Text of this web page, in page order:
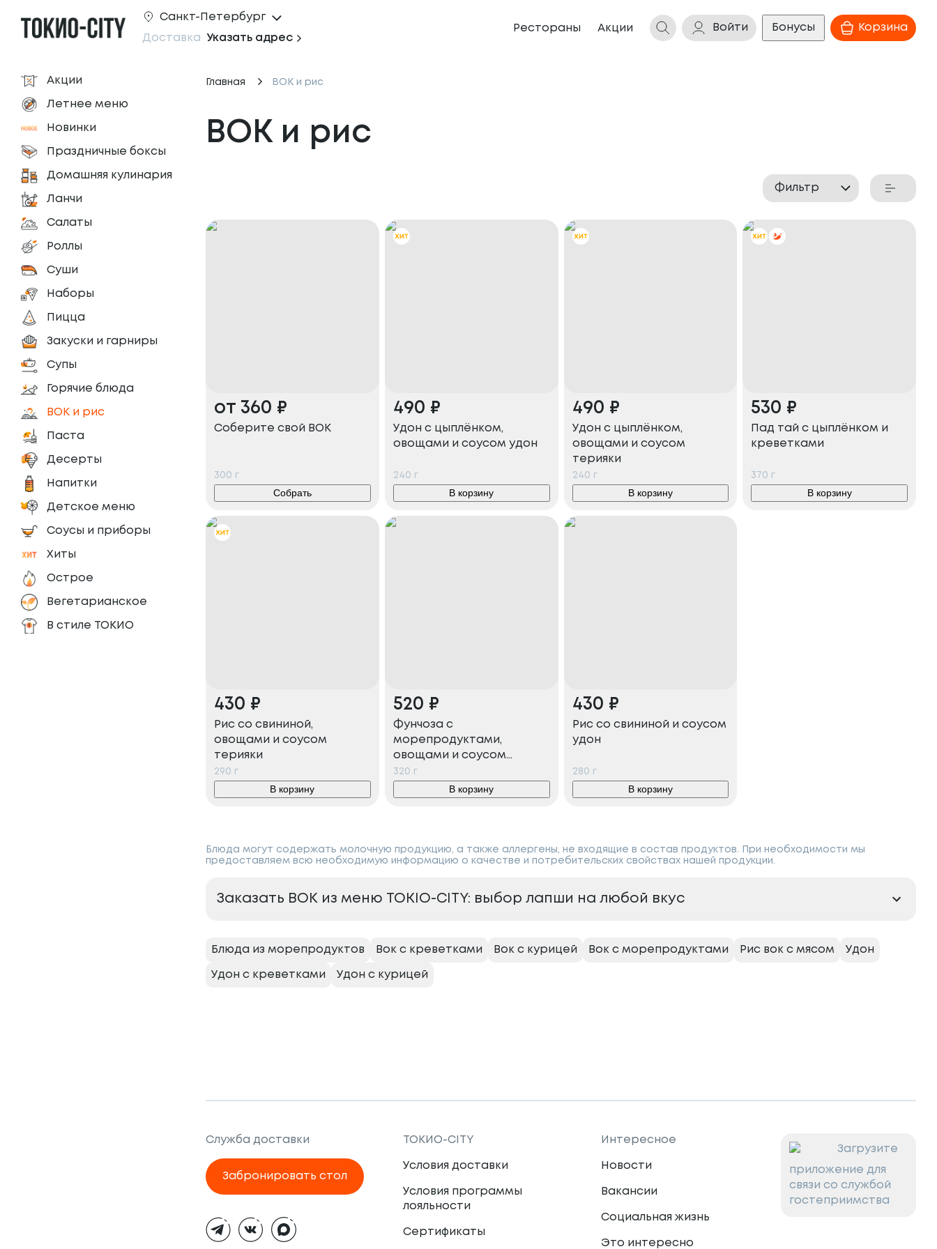
Санкт-Петербург
Доставка Указать адрес
Рестораны Акции Войти Бонусы Корзина
Акции
Летнее меню
Новинки
Праздничные боксы
Домашняя кулинария
Ланчи
Салаты
Роллы
Суши
Наборы
Пицца
Закуски и гарниры
Супы
Горячие блюда
ВОК и рис
Паста
Десерты
Напитки
Детское меню
Соусы и приборы
Хиты
Острое
Вегетарианское
В стиле ТОКИО
Главная ВОК и рис
ВОК и рис
Фильтр
от 360 ₽
Соберите свой ВОК
300 г
Собрать
490 ₽
Удон с цыплёнком,
овощами и соусом удон
240 г
В корзину
490 ₽
Удон с цыплёнком,
овощами и соусом
терияки
240 г
В корзину
530 ₽
Пад тай с цыплёнком и
креветками
370 г
В корзину
430 ₽
Рис со свининой,
овощами и соусом
терияки
290 г
В корзину
520 ₽
Фунчоза с
морепродуктами,
овощами и соусом
терияки
320 г
В корзину
430 ₽
Рис со свининой и соусом
удон
280 г
В корзину
Блюда могут содержать молочную продукцию, а также аллергены, не входящие в состав продуктов. При необходимости мы
предоставляем всю необходимую информацию о качестве и потребительских свойствах нашей продукции.
Заказать ВОК из меню TOKIO-CITY: выбор лапши на любой вкус
Блюда из морепродуктов Вок с креветками Вок с курицей Вок с морепродуктами Рис вок с мясом Удон
Удон с креветками Удон с курицей
Служба доставки
Забронировать стол
ТОКИО-CITY
Условия доставки
Условия программы
лояльности
Сертификаты
Интересное
Новости
Вакансии
Социальная жизнь
Это интересно
Загрузите
приложение для
связи со службой
гостеприимства